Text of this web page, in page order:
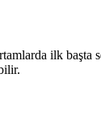
ilk başta